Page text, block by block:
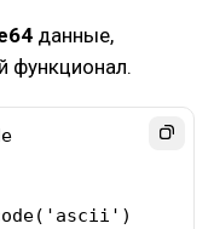
данные,
функционал.